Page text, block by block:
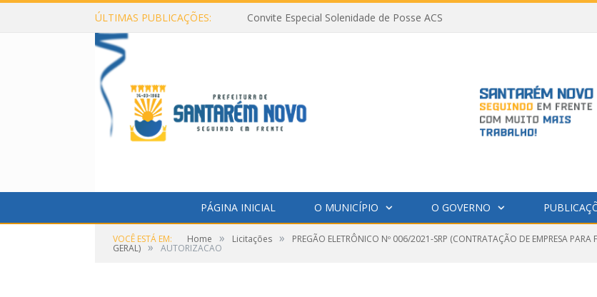
ÚLTIMAS PUBLICAÇÕES: Convite Especial Solenidade de Posse ACS
PÁGINA INICIAL O MUNICÍPIO O GOVERNO
VOCÊ ESTÁ EM: Home » Licitações » PREGÃO ELETRÔNICO Nº 006/2021-SRP (CONTRATAÇÃO DE EMPRESA PARA
GERAL) » AUTORIZACAO